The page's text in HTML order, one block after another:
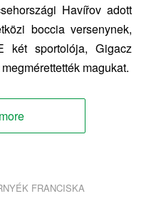
Havířov adott
boccia versenynek,
két sportolója, Gigacz
magukat.
FRANCISKA